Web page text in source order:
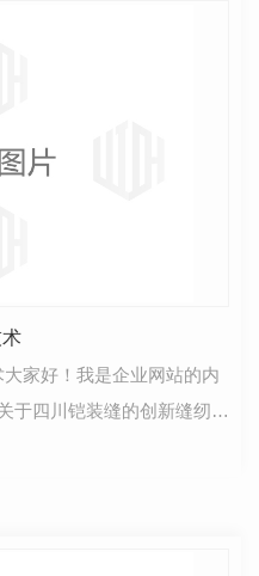
家好！我是企业网站的内
于四川铠装缝的创新缝纫技
进展，将为我们的…